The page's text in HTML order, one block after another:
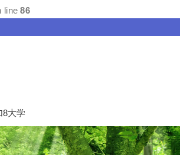
line86
8大学